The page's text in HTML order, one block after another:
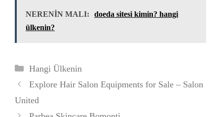
NERENİN MALI:
doeda sitesi kimin? hangi
ülkenin?
Kategoriler
Hangi Ülkenin
Explore Hair Salon Equipments for Sale – Salon
United